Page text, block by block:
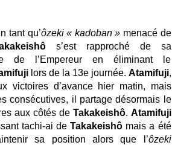
tant qu’ôzeki « kadoban » menacé de
s’est rapproché de sa
de l’Empereur en éliminant le
lors de la 13e journée. Atamifuji,
victoires d’avance hier matin, mais
consécutives, il partage désormais le
aux côtés de Takakeishô. Atamifuji
tachi-ai deTakakeishô mais a été
sa position alors que l’ôzeki